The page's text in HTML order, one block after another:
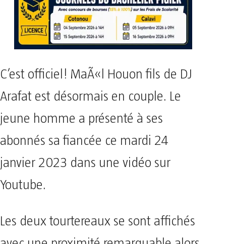
C’est officiel! MaÃ«l Houon fils de DJ
Arafat est désormais en couple. Le
jeune homme a présenté à ses
abonnés sa fiancée ce mardi 24
janvier 2023 dans une vidéo sur
Youtube.
Les deux tourtereaux se sont affichés